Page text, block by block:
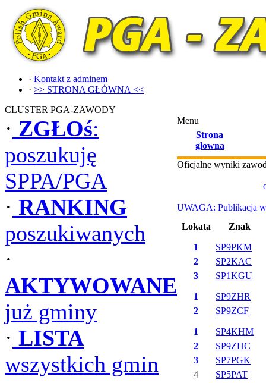
· Kontakt z adminem
· >> STRONA GŁÓWNA <<
CLUSTER PGA-ZAWODY
· ZGŁOś:
poszukuję
SPPA/PGA
· RANKING
poszukiwanych
·
AKTYWOWANE
już gminy
· LISTA
wszystkich gmin
Menu
Strona
głowna
Oficjalne wyniki
UWAGA: Publikacja
Lokata
Znak
1
SP9PKM
2
SP2KAC
3
SP1KGU
1
SP9ZHR
2
SP9ZCF
1
SP4KHM
2
SP9ZHC
3
SP7PGK
4
SP5PAT